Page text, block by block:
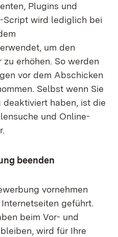
Plugins und
Script wird lediglich bei
um den
erhöhen. So werden
vor dem Abschicken
Selbst wenn Sie
haben, ist die
und Online-
beenden
vornehmen
geführt.
beim Vor- und
wird für Ihre